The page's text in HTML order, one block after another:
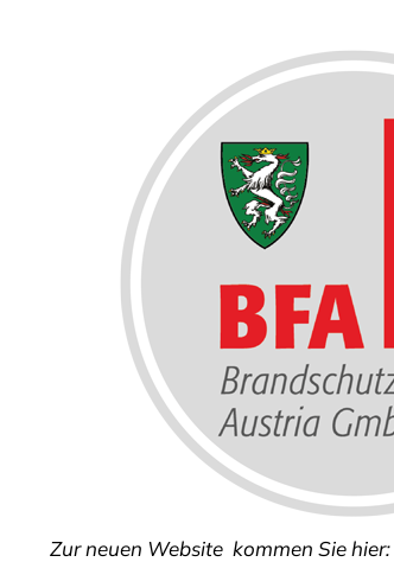
Zur neuen Website kommen Sie hier: